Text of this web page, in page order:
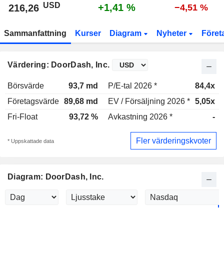
216,26 USD +1,41 % −4,51 %
Sammanfattning Kurser Diagram Nyheter
Värdering: DoorDash, Inc.
Börsvärde 93,7 md P/E-tal 2026 *
84,4x
Företagsvärde 89,68 md EV / Försäljning 2026 * 5,05x
Fri-Float
93,72 % Avkastning 2026 * -
* Uppskattade data Fler värderingskvoter
Diagram: DoorDash, Inc.